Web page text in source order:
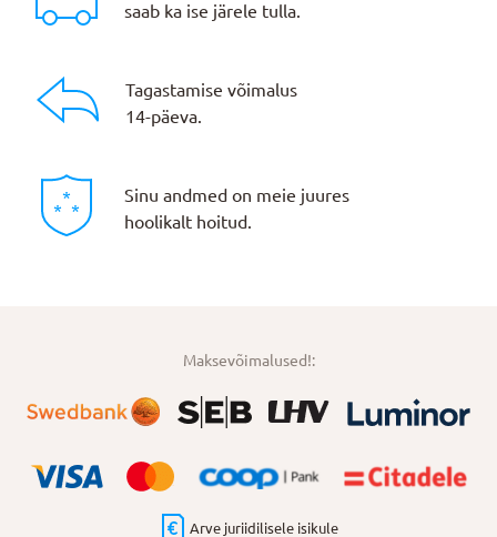
saab ka ise järele tulla.
Tagastamise võimalus
14-päeva.
Sinu andmed on meie juures
hoolikalt hoitud.
Maksevõimalused!:
Arve juriidilisele isikule